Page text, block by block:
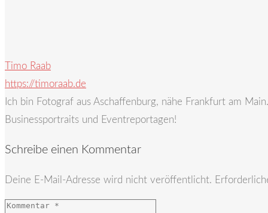
Timo Raab
https://timoraab.de
Ich bin Fotograf aus Aschaffenburg, nähe Frankfurt am
Businessportraits und Eventreportagen!
Schreibe einen Kommentar
Deine E-Mail-Adresse wird nicht veröffentlicht.